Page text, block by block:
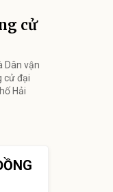
cử
Dân vận
cử đại
Hải